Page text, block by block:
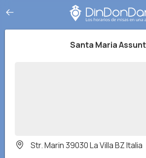
Santa Maria
Str. Marin 39030 La Villa BZ Italia